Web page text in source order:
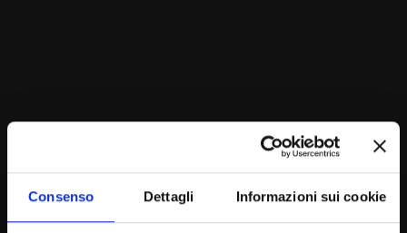
Consenso Dettagli Informazioni sui cookie